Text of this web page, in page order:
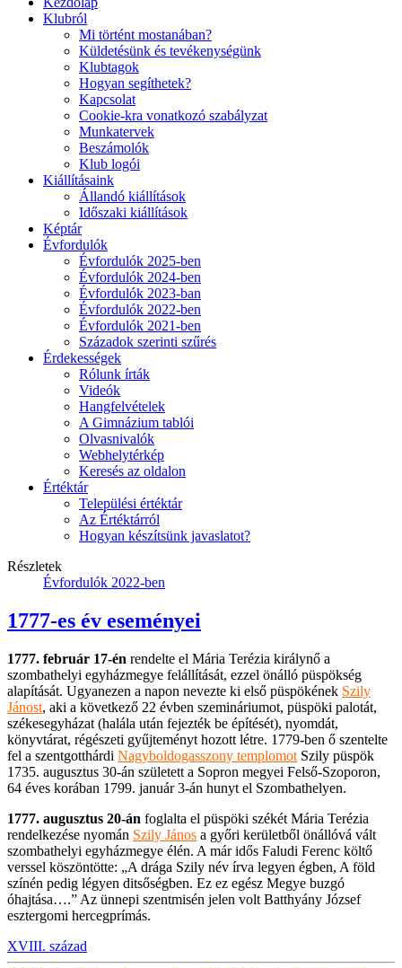
Klubról
Mi történt mostanában?
Küldetésünk és tevékenységünk
Klubtagok
Hogyan segíthetek?
Kapcsolat
Cookie-kra vonatkozó szabályzat
Munkatervek
Beszámolók
Klub logói
Kiállításaink
Állandó kiállítások
Időszaki kiállítások
Képtár
Évfordulók
Évfordulók 2025-ben
Évfordulók 2024-ben
Évfordulók 2023-ban
Évfordulók 2022-ben
Évfordulók 2021-ben
Századok szerinti szűrés
Érdekességek
Rólunk írták
Videók
Hangfelvételek
A Gimnázium tablói
Olvasnivalók
Webhelytérkép
Keresés az oldalon
Értéktár
Települési értéktár
Az Értéktárról
Hogyan készítsünk javaslatot?
Részletek
Évfordulók 2022-ben
1777-es év eseményei
1777. február 17-én rendelte el Mária Terézia királynő a
szombathelyi egyházmegye felállítását, ezzel önálló püspökség
alapítását. Ugyanezen a napon nevezte ki első püspökének Szily
Jánost, aki a következő 22 évben szemináriumot, püspöki palotát,
székesegyházat (halála után fejezték be építését), nyomdát,
könyvtárat, régészeti gyűjteményt hozott létre. 1779-ben ő szentelte
fel a szentgotthárdi Nagyboldogasszony templomot Szily püspök
1735. augusztus 30-án született a Sopron megyei Felső-Szoporon,
64 éves korában 1799. január 3-án hunyt el Szombathelyen.
1777. augusztus 20-án foglalta el püspöki székét Mária Terézia
rendelkezése nyomán Szily János a győri kerületből önállóvá vált
szombathelyi egyházmegye élén. A már idős Faludi Ferenc költő
verssel köszöntötte: „A drága Szily név írva legyen égben, A föld
színén pedig légyen ditsőségben. Ez ez egész Megye buzgó
óhajtása….” Az ünnepi szentmisén jelen volt Batthyány József
esztergomi hercegprímás.
XVIII. század